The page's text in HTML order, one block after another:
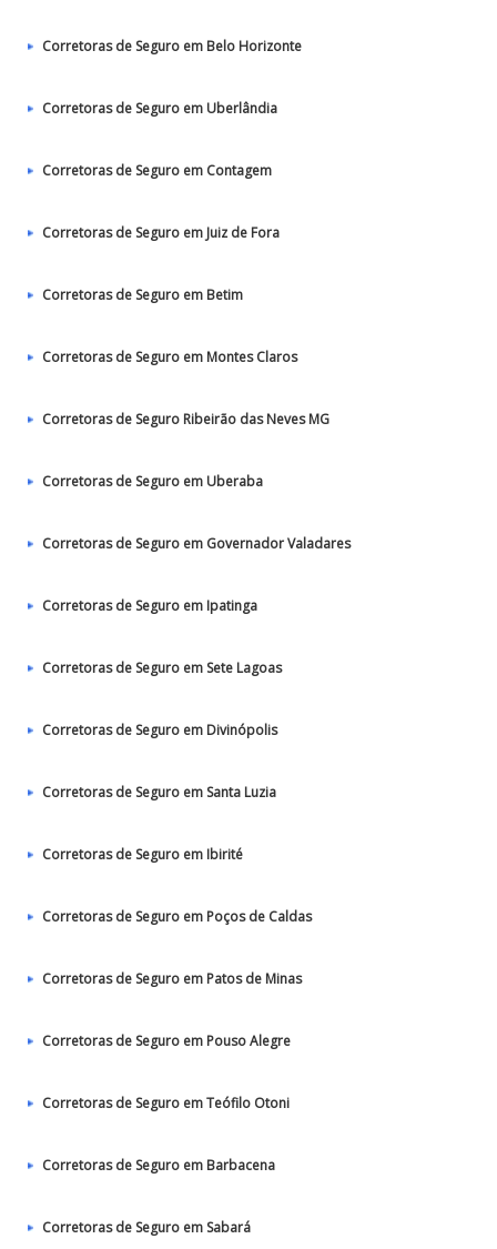
Corretoras de Seguro em Belo Horizonte
Corretoras de Seguro em Uberlândia
Corretoras de Seguro em Contagem
Corretoras de Seguro em Juiz de Fora
Corretoras de Seguro em Betim
Corretoras de Seguro em Montes Claros
Corretoras de Seguro Ribeirão das Neves MG
Corretoras de Seguro em Uberaba
Corretoras de Seguro em Governador Valadares
Corretoras de Seguro em Ipatinga
Corretoras de Seguro em Sete Lagoas
Corretoras de Seguro em Divinópolis
Corretoras de Seguro em Santa Luzia
Corretoras de Seguro em Ibirité
Corretoras de Seguro em Poços de Caldas
Corretoras de Seguro em Patos de Minas
Corretoras de Seguro em Pouso Alegre
Corretoras de Seguro em Teófilo Otoni
Corretoras de Seguro em Barbacena
Corretoras de Seguro em Sabará